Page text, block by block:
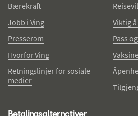
Bærekraft
Jobb i Ving
Presserom
Hvorfor Ving
Retningslinjer for sosiale
medier
Viktig
Pass
Betalingsalternativer